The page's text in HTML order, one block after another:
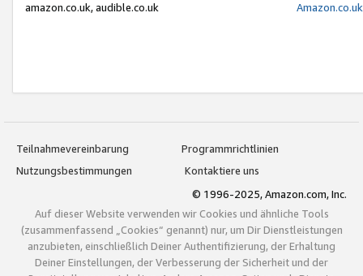
amazon.co.uk, audible.co.uk
Teilnahmevereinbarung
Programmrichtlinien
Nutzungsbestimmungen
Kontaktiere uns
© 1996-2025, Amazon.com, Inc.
Auf dieser Website verwenden wir Cookies und ähnliche Tools
(zusammenfassend „Cookies“ genannt) nur, um Dir Dienstleistungen
anzubieten, einschließlich Deiner Authentifizierung, der Erhaltung
Deiner Einstellungen, der Verbesserung der Sicherheit und der